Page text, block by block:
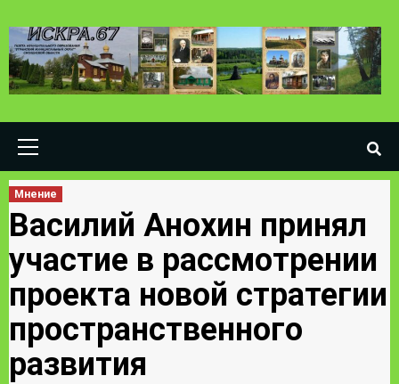
to
content
Мнение
Василий Анохин принял
участие в рассмотрении
проекта новой стратегии
пространственного
развития